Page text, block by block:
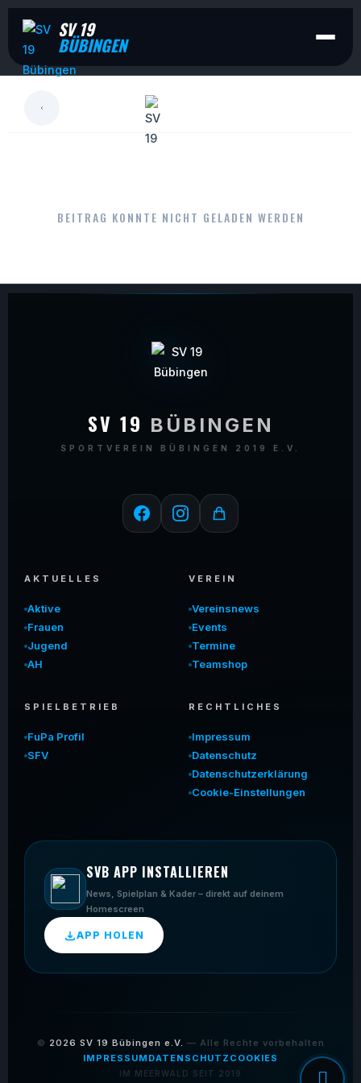
SV 19
BÜBINGEN
BEITRAG KONNTE NICHT GELADEN WERDEN
SV 19 BÜBINGEN
SPORTVEREIN BÜBINGEN 2019 E.V.
AKTUELLES
Aktive
Frauen
Jugend
AH
VEREIN
Vereinsnews
Events
Termine
Teamshop
SPIELBETRIEB
FuPa Profil
SFV
RECHTLICHES
Impressum
Datenschutz
Datenschutzerklärung
Cookie-Einstellungen
SVB APP INSTALLIEREN
News, Spielplan & Kader – direkt auf deinem
Homescreen
APP HOLEN
© 2026 SV 19 Bübingen e.V. — Alle Rechte vorbehalten
IMPRESSUM DATENSCHUTZ COOKIES
IM MEERWALD SEIT 2019